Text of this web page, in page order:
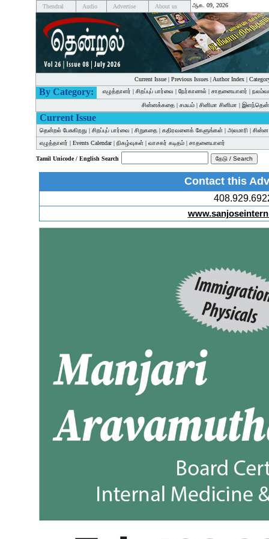
Thendral Audio Advertise About us ஆக. 09, 2026
Current Issue| Previous Issues| Author Index|
By Category: எழுத்தாளர் | சிறப்புப் பார்வை | நேர்காணல் | சாதனையாளர் |
சின்னக்கதை | சமயம் | சினிமா சினிமா |
Current Issue
தென்றல் பேசுகிறது | சிறப்புப் பார்வை | சிறுகதை | கதிரவனைக் கேளுங்கள் | அலமாரி |
எழுத்தாளர் | Events Calendar| நிகழ்வுகள் | வாசகர் கடிதம் | சாதனையாளர்
Tamil Unicode / English Search
Contact this